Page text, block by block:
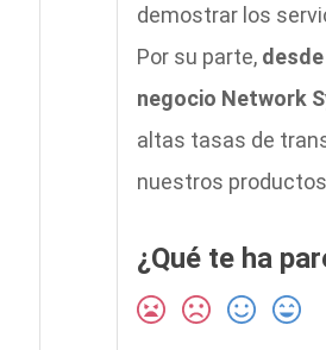
demostrar los
Por su parte,
negocio Network
altas tasas de
nuestros
¿Qué te ha